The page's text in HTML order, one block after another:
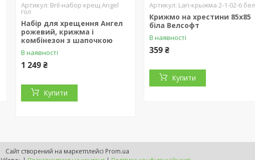
Bril-набор крещ Angel
гол
Набір для хрещення Ангел
рожевий, крижма і
комбінезон з шапочкою
В наявності
1 249 ₴
Купити
Lari-крыжма 2-1-02-6 бел
Крижмо на хрестини 85х85
біла Велсофт
В наявності
359 ₴
Купити
Сайт створений на маркетплейсі Prom.ua